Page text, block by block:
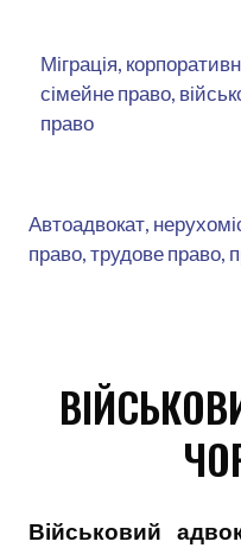
Міграція,
сімейне право,
право
Автоадвокат,
право, трудове право,
Військовий